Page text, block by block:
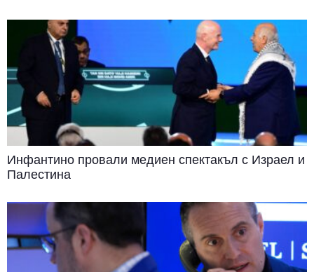
Инфантино провали медиен спектакъл с Израел и
Палестина